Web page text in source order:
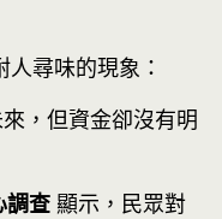
尋味的現象：
，但資金卻沒有明
調查 顯示，民眾對